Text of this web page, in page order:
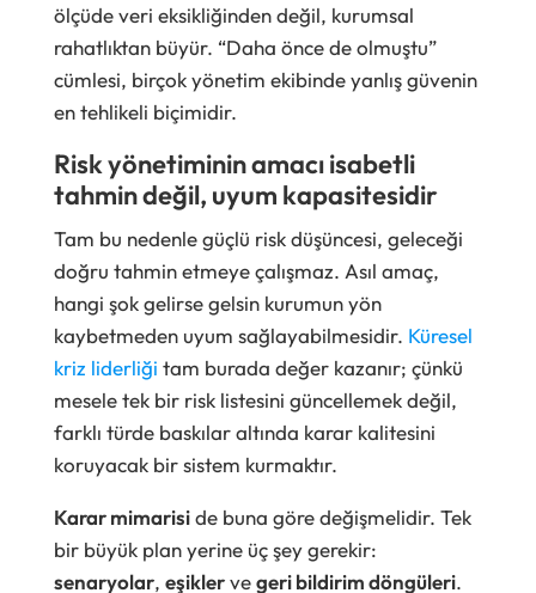
ölçüde veri eksikliğinden değil, kurumsal
rahatlıktan büyür. “Daha önce de olmuştu”
cümlesi, birçok yönetim ekibinde yanlış güvenin
en tehlikeli biçimidir.
Risk yönetiminin amacı isabetli
tahmin değil, uyum kapasitesidir
Tam bu nedenle güçlü risk düşüncesi, geleceği
doğru tahmin etmeye çalışmaz. Asıl amaç,
hangi şok gelirse gelsin kurumun yön
kaybetmeden uyum sağlayabilmesidir. Küresel
kriz liderliği tam burada değer kazanır; çünkü
mesele tek bir risk listesini güncellemek değil,
farklı türde baskılar altında karar kalitesini
koruyacak bir sistem kurmaktır.
Karar mimariside buna göre değişmelidir. Tek
bir büyük plan yerine üç şey gerekir:
senaryolar, eşiklervegeri bildirim döngüleri.